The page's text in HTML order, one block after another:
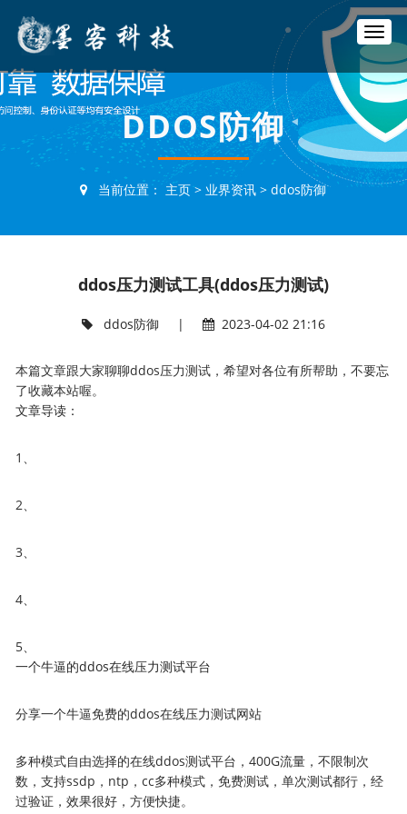
T
o
g
g
l
e
a
v
a
DDOS防御
当前位置： 主页> 业界资讯 >ddos防御
ddos压力测试工具(ddos压力测试)
ddos防御 | 2023-04-02 21:16
本篇文章跟大家聊聊ddos压力测试，希望对各位有所帮助，不要忘
了收藏本站喔。
文章导读：
1、
2、
3、
4、
5、
一个牛逼的ddos在线压力测试平台
分享一个牛逼免费的ddos在线压力测试网站
多种模式自由选择的在线ddos测试平台，400G流量，不限制次
数，支持ssdp，ntp，cc多种模式，免费测试，单次测试都行，经
过验证，效果很好，方便快捷。